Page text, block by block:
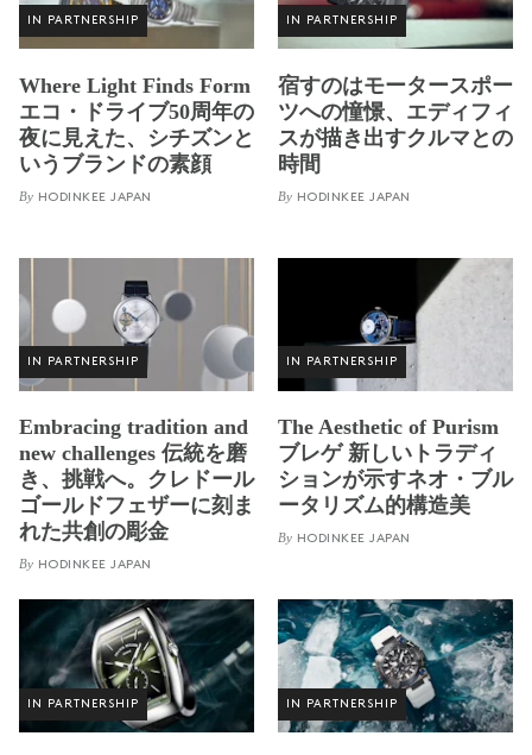
IN PARTNERSHIP
Where Light Finds Form
エコ・ドライブ50周年の
夜に見えた、シチズンと
いうブランドの素顔
By HODINKEE JAPAN
IN PARTNERSHIP
宿すのはモータースポー
ツへの憧憬、エディフィ
スが描き出すクルマとの
時間
By HODINKEE JAPAN
IN PARTNERSHIP
Embracing tradition and
new challenges 伝統を磨
き、挑戦へ。クレドール
ゴールドフェザーに刻ま
れた共創の彫金
By HODINKEE JAPAN
IN PARTNERSHIP
The Aesthetic of Purism
ブレゲ 新しいトラディ
ションが示すネオ・ブル
ータリズム的構造美
By HODINKEE JAPAN
IN PARTNERSHIP IN PARTNERSHIP